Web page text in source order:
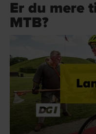
Er du mere
MTB?